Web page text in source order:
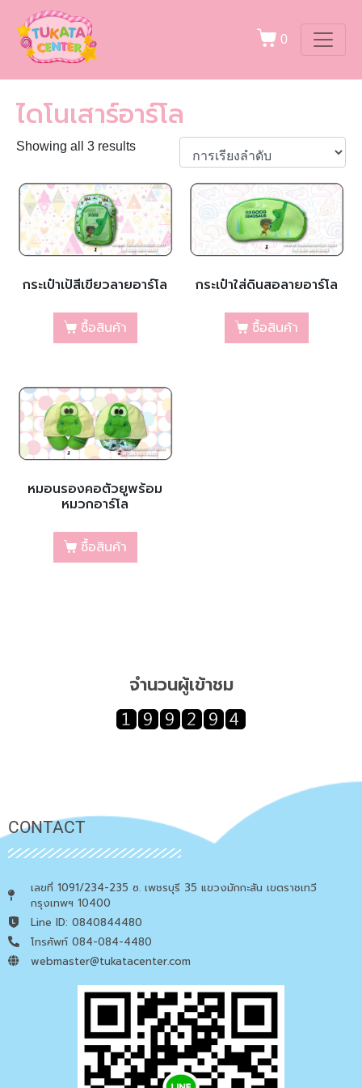
0
ไดโนเสาร์อาร์โล
Showing all 3 results
กระเป๋าเป้สีเขียวลายอาร์โล
ซื้อสินค้า
กระเป๋าใส่ดินสอลายอาร์โล
ซื้อสินค้า
หมอนรองคอตัวยูพร้อม
หมวกอาร์โล
ซื้อสินค้า
จำนวนผู้เข้าชม
CONTACT
เลขที่ 1091/234-235 ซ. เพชรบุรี 35 แขวงมักกะสัน เขตราชเทวี
กรุงเทพฯ 10400
Line ID: 0840844480
โทรศัพท์ 084-084-4480
webmaster@tukatacenter.com